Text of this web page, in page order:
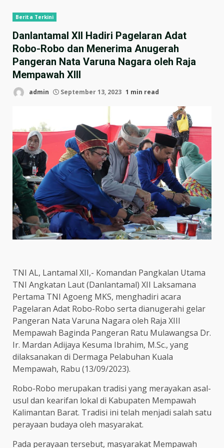
Berita Terkini
Danlantamal XII Hadiri Pagelaran Adat
Robo-Robo dan Menerima Anugerah
Pangeran Nata Varuna Nagara oleh Raja
Mempawah XIII
admin September 13, 2023 1 min read
TNI AL, Lantamal XII,- Komandan Pangkalan Utama
TNI Angkatan Laut (Danlantamal) XII Laksamana
Pertama TNI Agoeng MKS, menghadiri acara
Pagelaran Adat Robo-Robo serta dianugerahi gelar
Pangeran Nata Varuna Nagara oleh Raja XIII
Mempawah Baginda Pangeran Ratu Mulawangsa Dr.
Ir. Mardan Adijaya Kesuma Ibrahim, M.Sc., yang
dilaksanakan di Dermaga Pelabuhan Kuala
Mempawah, Rabu (13/09/2023).
Robo-Robo merupakan tradisi yang merayakan asal-
usul dan kearifan lokal di Kabupaten Mempawah
Kalimantan Barat. Tradisi ini telah menjadi salah satu
perayaan budaya oleh masyarakat.
Pada perayaan tersebut, masyarakat Mempawah